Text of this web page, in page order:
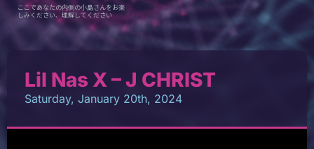
ここであなたの内側の小島さんをお楽
しみください、理解してください
Lil Nas X – J CHRIST
Saturday, January 20th, 2024